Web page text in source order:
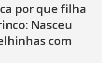
por que filha
Nasceu
com